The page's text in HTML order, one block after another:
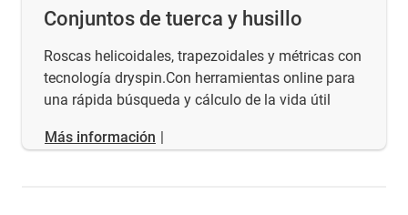
Conjuntos de tuerca y husillo
Roscas helicoidales, trapezoidales y métricas con
tecnología dryspin.Con herramientas online para
una rápida búsqueda y cálculo de la vida útil
Más información |